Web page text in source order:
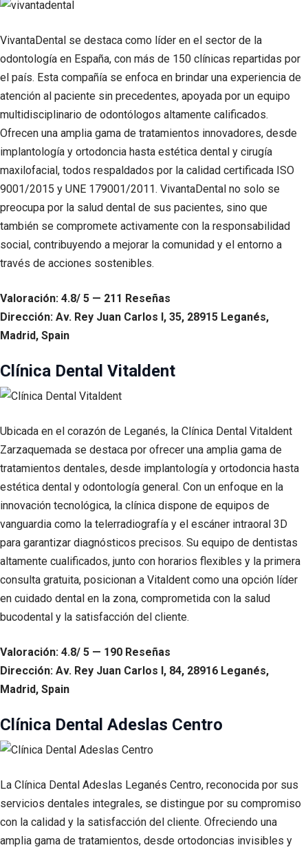
VivantaDental se destaca como líder en el sector de la
odontología en España, con más de 150 clínicas repartidas por
el país. Esta compañía se enfoca en brindar una experiencia de
atención al paciente sin precedentes, apoyada por un equipo
multidisciplinario de odontólogos altamente calificados.
Ofrecen una amplia gama de tratamientos innovadores, desde
implantología y ortodoncia hasta estética dental y cirugía
maxilofacial, todos respaldados por la calidad certificada ISO
9001/2015 y UNE 179001/2011. VivantaDental no solo se
preocupa por la salud dental de sus pacientes, sino que
también se compromete activamente con la responsabilidad
social, contribuyendo a mejorar la comunidad y el entorno a
través de acciones sostenibles.
Valoración: 4.8/ 5 — 211 Reseñas
Dirección: Av. Rey Juan Carlos I, 35, 28915 Leganés,
Madrid, Spain
Clínica Dental Vitaldent
Ubicada en el corazón de Leganés, la Clínica Dental Vitaldent
Zarzaquemada se destaca por ofrecer una amplia gama de
tratamientos dentales, desde implantología y ortodoncia hasta
estética dental y odontología general. Con un enfoque en la
innovación tecnológica, la clínica dispone de equipos de
vanguardia como la telerradiografía y el escáner intraoral 3D
para garantizar diagnósticos precisos. Su equipo de dentistas
altamente cualificados, junto con horarios flexibles y la primera
consulta gratuita, posicionan a Vitaldent como una opción líder
en cuidado dental en la zona, comprometida con la salud
bucodental y la satisfacción del cliente.
Valoración: 4.8/ 5 — 190 Reseñas
Dirección: Av. Rey Juan Carlos I, 84, 28916 Leganés,
Madrid, Spain
Clínica Dental Adeslas Centro
La Clínica Dental Adeslas Leganés Centro, reconocida por sus
servicios dentales integrales, se distingue por su compromiso
con la calidad y la satisfacción del cliente. Ofreciendo una
amplia gama de tratamientos, desde ortodoncias invisibles y